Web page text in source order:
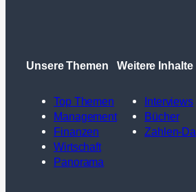
Unsere Themen
Top Themen
Management
Finanzen
Wirtschaft
Panorama
Weitere Inhalte
Interviews
Bücher
Zahlen-